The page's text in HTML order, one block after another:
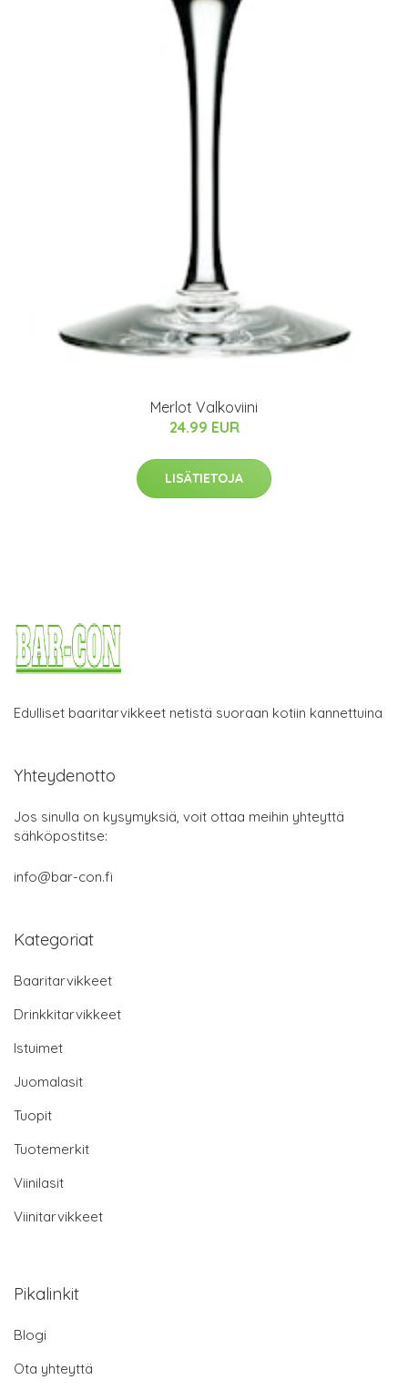
Merlot Valkoviini
24.99 EUR
LISÄTIETOJA
Edulliset baaritarvikkeet netistä suoraan kotiin kannettuina
Yhteydenotto
Jos sinulla on kysymyksiä, voit ottaa meihin yhteyttä
sähköpostitse:
info@bar-con.fi
Kategoriat
Baaritarvikkeet
Drinkkitarvikkeet
Istuimet
Juomalasit
Tuopit
Tuotemerkit
Viinilasit
Viinitarvikkeet
Pikalinkit
Blogi
Ota yhteyttä